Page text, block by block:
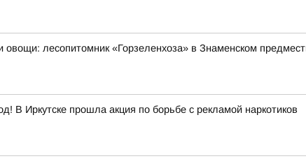
лесопитомник «Горзеленхоза» в Знаменском
В Иркутске прошла акция по борьбе с рекламой наркотиков